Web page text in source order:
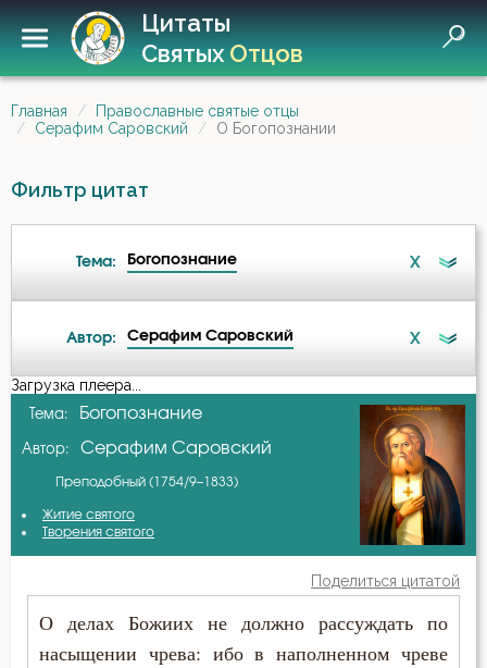
Цитаты
СвятыхОтцов
Главная
Православные святые отцы
Серафим Саровский
О Богопознании
Фильтр цитат
Тема: Богопознание X
Ангел
Беседа
Бесы
Ближний
Автор: Серафим Саровский X
А-я
Авва Исайя (Скитский)
Антоний Великий
Афанасий Великий
Варсонофий Оптинский (Плиханков)
Загрузка плеера...
Тема: Богопознание
Автор: Серафим Саровский
Преподобный (1754/9–1833)
Житие святого
Творения святого
Поделиться цитатой
О делах Божиих не должно рассуждать по
насыщении чрева: ибо в наполненном чреве